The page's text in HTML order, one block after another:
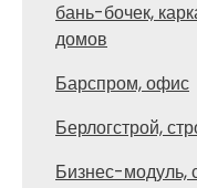
бань-бочек,
домов
Барспром, офис
Берлогстрой,
Бизнес-модуль,